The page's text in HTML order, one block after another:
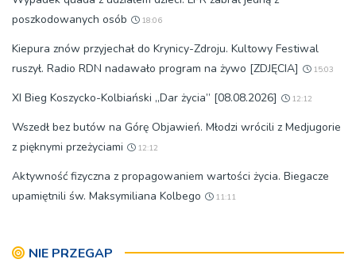
poszkodowanych osób
18:06
Kiepura znów przyjechał do Krynicy-Zdroju. Kultowy Festiwal
ruszył. Radio RDN nadawało program na żywo [ZDJĘCIA]
15:03
XI Bieg Koszycko-Kolbiański „Dar życia” [08.08.2026] 12:12
Wszedł bez butów na Górę Objawień. Młodzi wrócili z Medjugorie
z pięknymi przeżyciami
12:12
Aktywność fizyczna z propagowaniem wartości życia. Biegacze
upamiętnili św. Maksymiliana Kolbego
11:11
NIE PRZEGAP